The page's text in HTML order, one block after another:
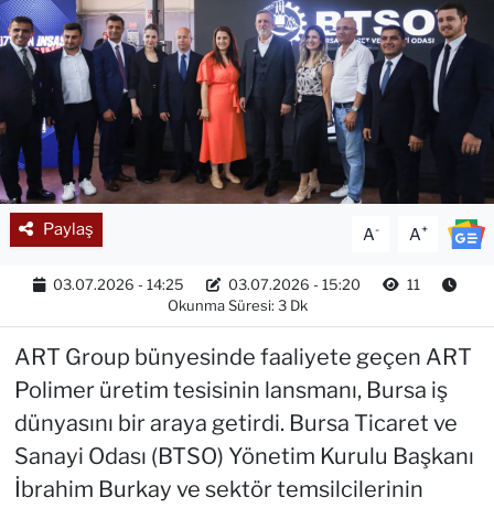
Paylaş A- A+
03.07.2026 - 14:25 03.07.2026 - 15:20
11
Okunma Süresi: 3 Dk
ART Group bünyesinde faaliyete geçen ART
Polimer üretim tesisinin lansmanı, Bursa iş
dünyasını bir araya getirdi. Bursa Ticaret ve
Sanayi Odası (BTSO) Yönetim Kurulu Başkanı
İbrahim Burkay ve sektör temsilcilerinin